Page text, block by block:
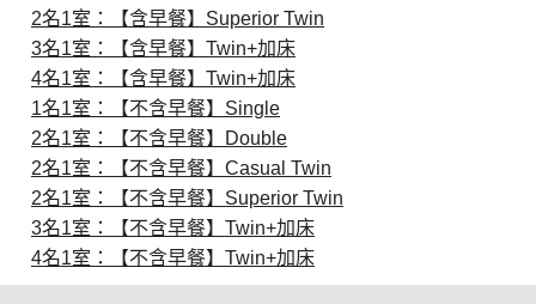
創造旅遊
2名1室：【含早餐】Superior Twin
3名1室：【含早餐】Twin+加床
4名1室：【含早餐】Twin+加床
1名1室：【不含早餐】Single
2名1室：【不含早餐】Double
2名1室：【不含早餐】Casual Twin
2名1室：【不含早餐】Superior Twin
3名1室：【不含早餐】Twin+加床
4名1室：【不含早餐】Twin+加床